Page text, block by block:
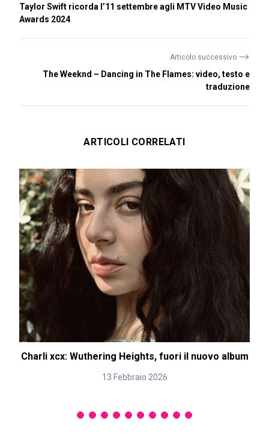
Taylor Swift ricorda l’11 settembre agli MTV Video Music
Awards 2024
Articolo successivo ⟶
The Weeknd – Dancing in The Flames: video, testo e
traduzione
ARTICOLI CORRELATI
Charli xcx: Wuthering Heights, fuori il nuovo album
13 Febbraio 2026